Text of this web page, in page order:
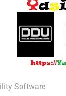
Software